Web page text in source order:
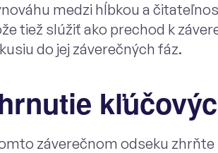
medzi hĺbkou a
tiež slúžiť ako prechod k
do jej záverečných fáz.
záverečnom odseku zhrňte